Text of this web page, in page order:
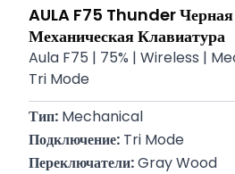
AULA F75 Thunder Черная
Механическая Клавиатура
Aula F75 | 75% | Wireless |
Tri Mode
Тип: Mechanical
Подключение: Tri Mode
Переключатели: Gray Wood